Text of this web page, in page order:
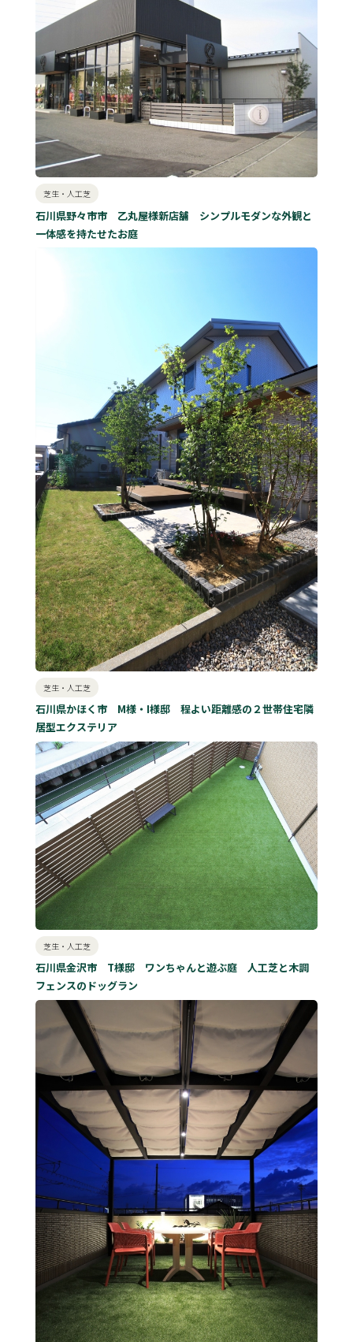
芝生・人工芝
石川県野々市市 乙丸屋様新店舗 シンプルモダンな外観と
一体感を持たせたお庭
芝生・人工芝
石川県かほく市 M様・I様邸 程よい距離感の２世帯住宅隣
居型エクステリア
芝生・人工芝
石川県金沢市 T様邸 ワンちゃんと遊ぶ庭 人工芝と木調
フェンスのドッグラン